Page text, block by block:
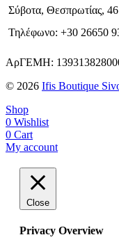
Σύβοτα, Θεσπρωτίας,
Τηλέφωνο: +30 26650
ΑρΓΕΜΗ:
© 2026 Ifis Boutique
Shop
0 Wishlist
0 Cart
My account
Close
Privacy Overview